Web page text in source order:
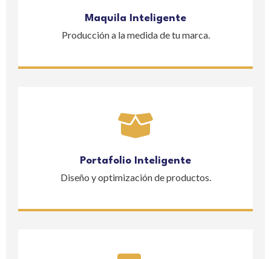
Maquila Inteligente
Producción a la medida de tu marca.
Portafolio Inteligente
Diseño y optimización de productos.